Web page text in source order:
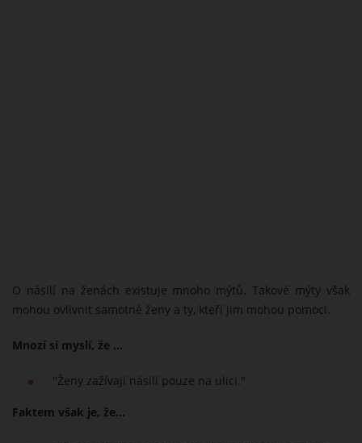
O násilí na ženách existuje mnoho mýtů. Takové mýty však
mohou ovlivnit samotné ženy a ty, kteří jim mohou pomoci.
Mnozí si myslí, že ...
"Ženy zažívají násilí pouze na ulici."
Faktem však je, že…